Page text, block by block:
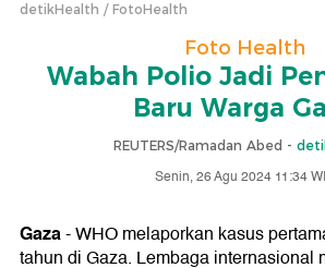
detikHealth FotoHealth
Foto Health
Wabah Polio Jadi
Baru Warga
REUTERS/Ramadan Abed -
Senin, 26 Agu 2024 11:34
Gaza- WHO melaporkan kasus
tahun di Gaza. Lembaga internasional